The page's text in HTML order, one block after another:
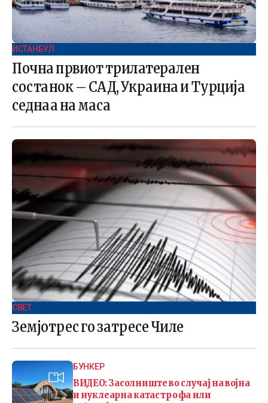
ИСТАНБУЛ
Почна првиот трилатерален
состанок – САД, Украина и Турција
седнаа на маса
СВЕТ .
Земјотрес го затресе Чиле
БУНКЕР
ВИДЕО: Засолниште во случај на војна
и нуклеарна катастрофа или